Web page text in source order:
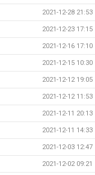
2021-12-28 21:53
2021-12-23 17:15
2021-12-16 17:10
2021-12-15 10:30
2021-12-12 19:05
2021-12-12 11:53
2021-12-11 20:13
2021-12-11 14:33
2021-12-03 12:47
2021-12-02 09:21